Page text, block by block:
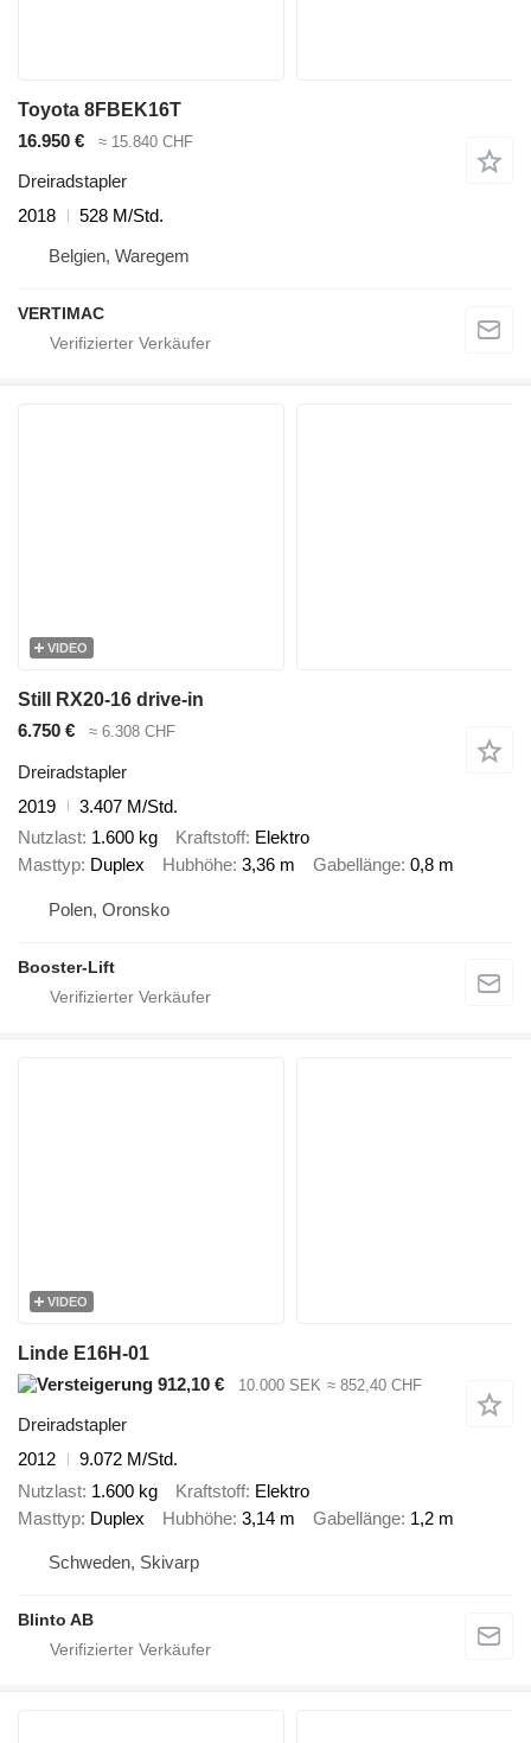
Toyota 8FBEK16T
16.950 €
≈ 15.840 CHF
Dreiradstapler
2018
528 M/Std.
Belgien, Waregem
VERTIMAC
VIDEO
Still RX20-16 drive-in
6.750 €
≈ 6.308 CHF
Dreiradstapler
2019
3.407 M/Std.
Nutzlast 1.600 kg Kraftstoff Elektro
Masttyp Duplex Hubhöhe 3,36 m Gabellänge 0,8 m
Polen, Oronsko
Booster-Lift
VIDEO
Linde E16H-01
912,10 €
10.000 SEK ≈ 852,40 CHF
Dreiradstapler
2012
9.072 M/Std.
Nutzlast 1.600 kg Kraftstoff Elektro
Masttyp Duplex Hubhöhe 3,14 m Gabellänge 1,2 m
Schweden, Skivarp
Blinto AB